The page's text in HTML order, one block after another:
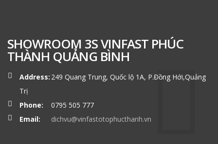
SHOWROOM 3S VINFAST PHÚC
THÀNH QUẢNG BÌNH
Address: 249 Quang Trung, Quốc lộ 1A, P.Đồng Hới,Quảng
Trị
Phone:
0795 505 777
Email:
dichvu@vinfastotophucthanh.vn